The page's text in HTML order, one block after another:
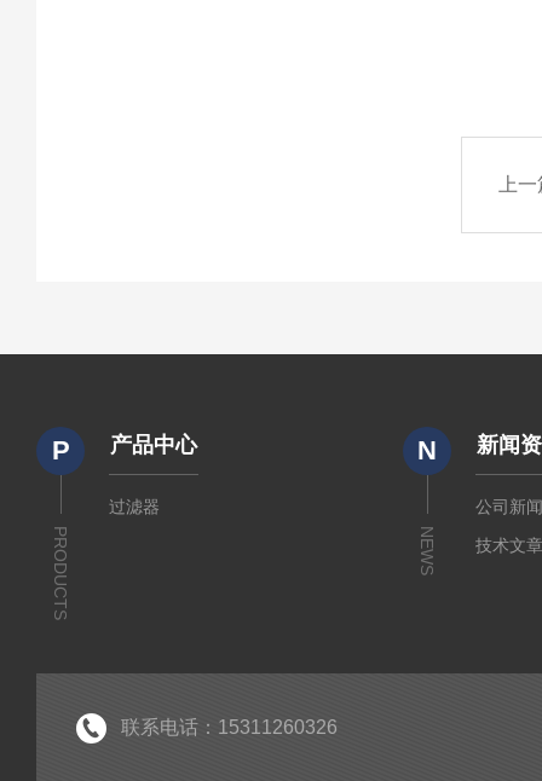
上
P
PRODUCTS
产品中心
过滤器
N
NEWS
新闻
公司新
技术文
联系电话：15311260326